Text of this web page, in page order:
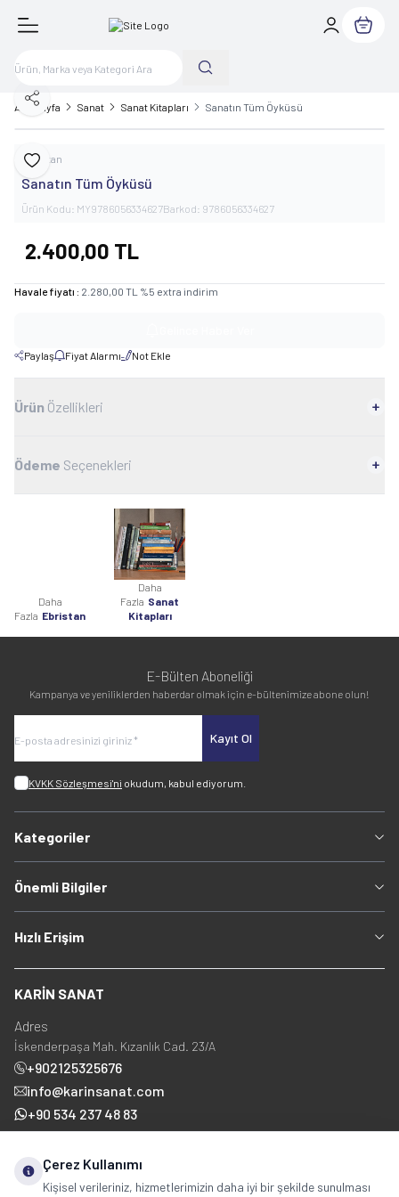
Sepetim
Ana Sayfa Sanat Sanat Kitapları Sanatın Tüm Öyküsü
Favoriye Ekle
Paylaş
Ebristan
Sanatın Tüm Öyküsü
Ürün Kodu: MY9786056334627Barkod: 9786056334627
2.400,00 TL
Havale fiyatı : 2.280,00 TL %5 extra indirim
Paylaş Fiyat Alarmı Not Ekle
Ürün Özellikleri
Ödeme Seçenekleri
Daha
Fazla Ebristan
Daha
Fazla Sanat
Kitapları
E-Bülten Aboneliği
Kampanya ve yeniliklerden haberdar olmak için e-bültenimize abone olun!
Kayıt Ol
KVKK Sözleşmesi'ni okudum, kabul ediyorum.
Kategoriler
Önemli Bilgiler
Hızlı Erişim
KARİN SANAT
Adres
İskenderpaşa Mah. Kızanlık Cad. 23/A
+902125325676
info@karinsanat.com
+90 534 237 48 83
Çerez Kullanımı
Kişisel verileriniz, hizmetlerimizin daha iyi bir şekilde sunulması